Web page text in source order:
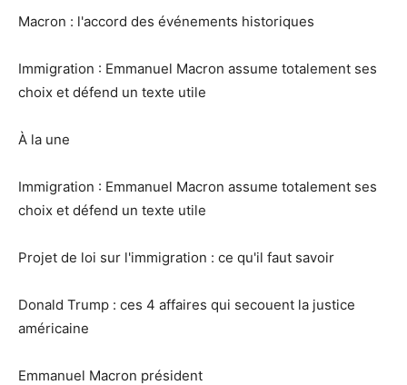
Macron : l'accord des événements historiques
Immigration : Emmanuel Macron assume totalement ses
choix et défend un texte utile
À la une
Immigration : Emmanuel Macron assume totalement ses
choix et défend un texte utile
Projet de loi sur l'immigration : ce qu'il faut savoir
Donald Trump : ces 4 affaires qui secouent la justice
américaine
Emmanuel Macron président